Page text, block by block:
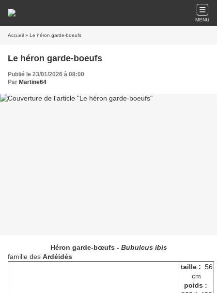
MENU
Accueil » Le héron garde-boeufs
Le héron garde-boeufs
Publié le 23/01/2026 à 08:00
Par Martine64
Héron garde-bœufs - Bubulcus ibis
famille des Ardéidés
taille : 56
cm
poids :